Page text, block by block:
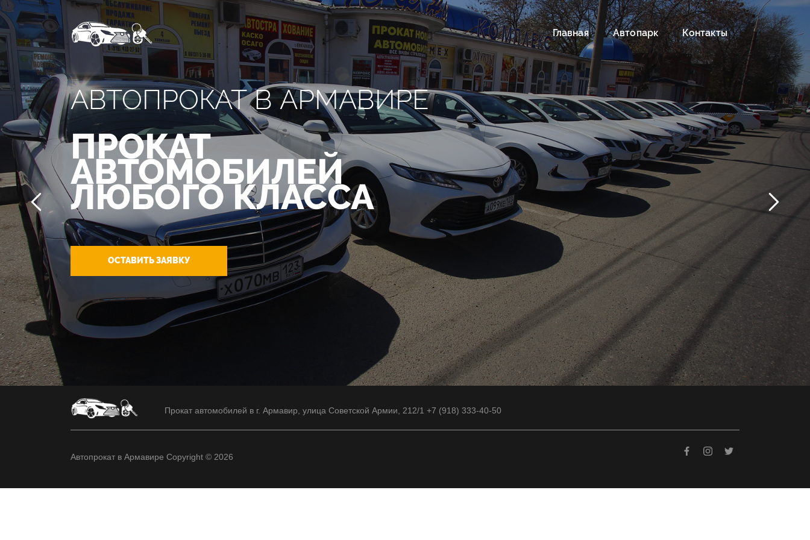
Главная Автопарк Контакты
АВТОПРОКАТ В АРМАВИРЕ
ПРОКАТ
АВТОМОБИЛЕЙ
ЛЮБОГО КЛАССА
ОСТАВИТЬ ЗАЯВКУ
Прокат автомобилей в г. Армавир, улица Советской Армии, 212/1 +7 (918) 333-40-50
Автопрокат в Армавире Copyright © 2026